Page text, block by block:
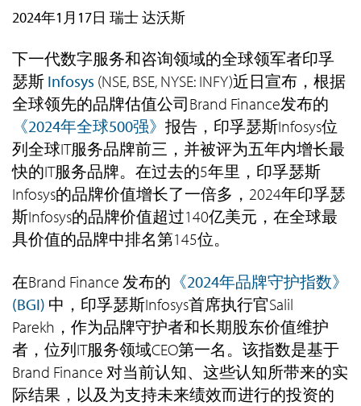
2024年1月17日 瑞士 达沃斯
下一代数字服务和咨询领域的全球领军者印孚
瑟斯 Infosys (NSE, BSE, NYSE: INFY)近日宣布，根据
全球领先的品牌估值公司Brand Finance发布的
《2024年全球500强》 报告，印孚瑟斯Infosys位
列全球IT服务品牌前三，并被评为五年内增长最
快的IT服务品牌。在过去的5年里，印孚瑟斯
Infosys的品牌价值增长了一倍多，2024年印孚瑟
斯Infosys的品牌价值超过140亿美元，在全球最
具价值的品牌中排名第145位。
在Brand Finance 发布的 《2024年品牌守护指数》
(BGI) 中，印孚瑟斯Infosys首席执行官Salil
Parekh，作为品牌守护者和长期股东价值维护
者，位列IT服务领域CEO第一名。该指数是基于
Brand Finance 对当前认知、这些认知所带来的实
际结果，以及为支持未来绩效而进行的投资的